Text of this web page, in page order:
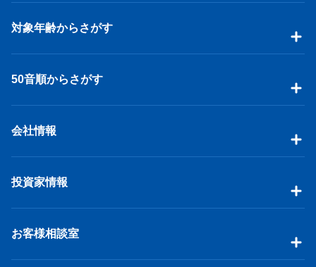
対象年齢からさがす
50音順からさがす
会社情報
投資家情報
お客様相談室